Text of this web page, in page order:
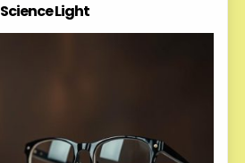
Science Light